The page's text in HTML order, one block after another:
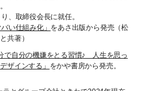
、取締役会長に就任。
バい仕組み化」 をあさ出版から発売（松
共著）
で自分の機嫌をとる習慣♪ 人生を思っ
ザインする」 をかや書房から発売。